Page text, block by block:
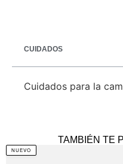
CUIDADOS
Cuidados para la
TAMBIÉN TE
NUEVO